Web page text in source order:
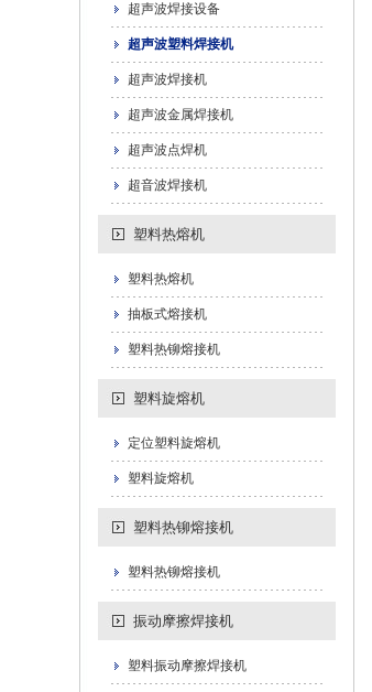
超声波焊接设备
超声波塑料焊接机
超声波焊接机
超声波金属焊接机
超声波点焊机
超音波焊接机
塑料热熔机
塑料热熔机
抽板式熔接机
塑料热铆熔接机
塑料旋熔机
定位塑料旋熔机
塑料旋熔机
塑料热铆熔接机
塑料热铆熔接机
振动摩擦焊接机
塑料振动摩擦焊接机